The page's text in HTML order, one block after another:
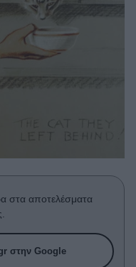
στα αποτελέσματα
στην Google